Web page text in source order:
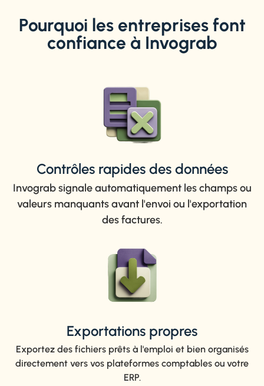
Pourquoi les entreprises font
confiance à Invograb
Contrôles rapides des données
Invograb signale automatiquement les champs ou
valeurs manquants avant l'envoi ou l'exportation
des factures.
Exportations propres
Exportez des fichiers prêts à l'emploi et bien organisés
directement vers vos plateformes comptables ou votre
ERP.